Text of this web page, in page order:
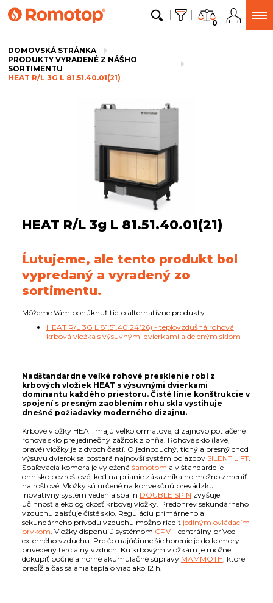
0
DOMOVSKÁ STRÁNKA
PRODUKTY VYRADENÉ Z NÁŠHO
SORTIMENTU
HEAT R/L 3G L 81.51.40.01(21)
HEAT R/L 3g L 81.51.40.01(21)
Ĺutujeme, ale tento produkt bol
vypredaný a vyradený zo
sortimentu.
Môžeme Vám ponúknuť tieto alternatívne produkty.
HEAT R/L 3G L 81.51.40.24(26) - teplovzdušná rohová
krbová vložka s výsuvnými dvierkami a deleným sklom
Nadštandardne veľké rohové presklenie robí z
krbových vložiek HEAT s výsuvnými dvierkami
dominantu každého priestoru. Čisté línie konštrukcie v
spojení s presným zaoblením rohu skla vystihuje
dnešné požiadavky moderného dizajnu.
Krbové vložky HEAT majú veľkoformátové, dizajnovo potlačené
rohové sklo pre jedinečný zážitok z ohňa. Rohové sklo (ľavé,
pravé) vložky je z dvoch častí. O jednoduchý, tichý a presný chod
výsuvu dvierok sa postará najnovší systém pojazdov SILENT LIFT.
Spaľovacia komora je vyložená šamotom a v štandarde je
ohnisko bezroštové, keď na prianie zákazníka ho možno zmeniť
na roštové. Vložky sú určené na konvekčnú prevádzku.
Inovatívny systém vedenia spalín DOUBLE SPIN zvyšuje
účinnosť a ekologickosť krbovej vložky. Predohrev sekundárneho
vzduchu zaisťuje čisté sklo. Reguláciu primárneho a
sekundárneho prívodu vzduchu možno riadiť jediným ovládacím
prvkom. Vložky disponujú systémom CPV– centrálny prívod
externého vzduchu. Pre čo najúčinnejšie horenie je do komory
privedený terciálny vzduch. Ku krbovým vložkám je možné
dokúpiť bočné a horné akumulačné súpravy MAMMOTH, ktoré
predĺžia čas sálania tepla o viac ako 12 h.